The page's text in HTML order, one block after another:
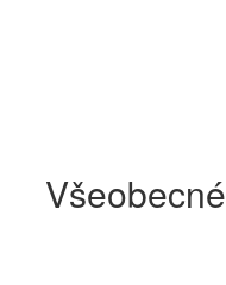
Všeobecné